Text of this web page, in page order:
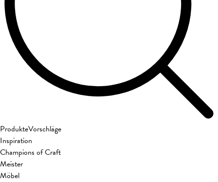
ProdukteVorschläge
Inspiration
Champions of Craft
Meister
Möbel